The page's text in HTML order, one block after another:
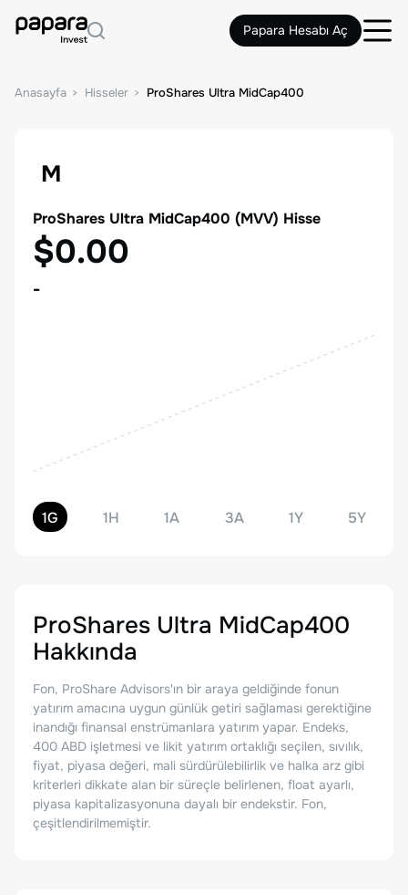
Papara Hesabı Aç
Anasayfa Hisseler ProShares Ultra MidCap400
M
ProShares Ultra MidCap400 (MVV) Hisse
$0.00
-
1G 1H 1A 3A 1Y 5Y
ProShares Ultra MidCap400
Hakkında
Fon, ProShare Advisors'ın bir araya geldiğinde fonun
yatırım amacına uygun günlük getiri sağlaması gerektiğine
inandığı finansal enstrümanlara yatırım yapar. Endeks,
400 ABD işletmesi ve likit yatırım ortaklığı seçilen, sıvılık,
fiyat, piyasa değeri, mali sürdürülebilirlik ve halka arz gibi
kriterleri dikkate alan bir süreçle belirlenen, float ayarlı,
piyasa kapitalizasyonuna dayalı bir endekstir. Fon,
çeşitlendirilmemiştir.